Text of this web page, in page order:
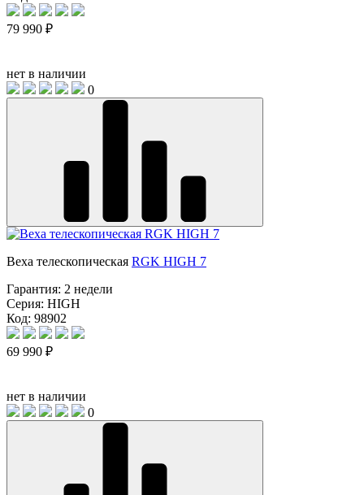
79 990 ₽
нет в наличии
0
Веха телескопическая RGK HIGH 7
Гарантия: 2 недели
Серия: HIGH
Код: 98902
69 990 ₽
нет в наличии
0